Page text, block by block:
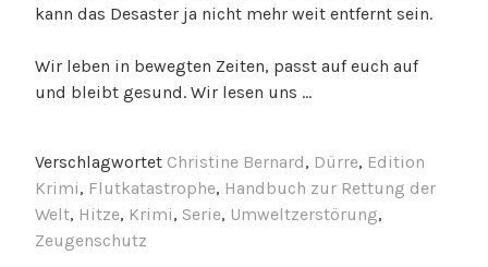
kann das Desaster ja nicht mehr weit entfernt sein.
Wir leben in bewegten Zeiten, passt auf euch auf
und bleibt gesund. Wir lesen uns …
Verschlagwortet Christine Bernard, Dürre, Edition
Krimi, Flutkatastrophe, Handbuch zur Rettung der
Welt, Hitze, Krimi, Serie, Umweltzerstörung,
Zeugenschutz